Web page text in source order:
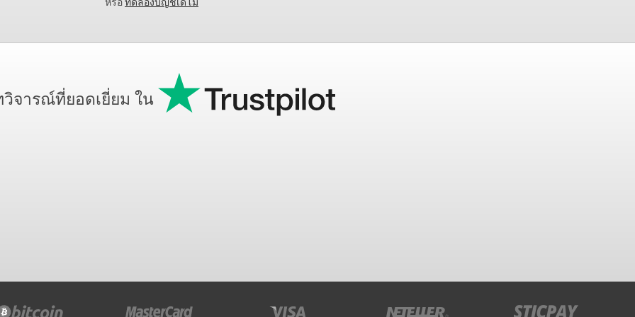
จารณ์ที่ยอดเยี่ยม ใน